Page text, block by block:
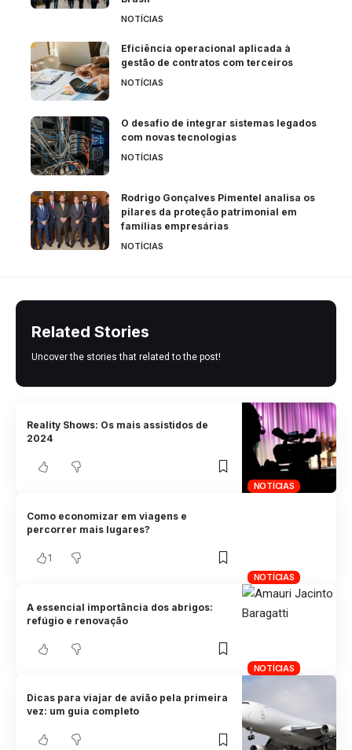
NOTÍCIAS
Eficiência operacional aplicada à
gestão de contratos com terceiros
NOTÍCIAS
O desafio de integrar sistemas legados
com novas tecnologias
NOTÍCIAS
Rodrigo Gonçalves Pimentel analisa os
pilares da proteção patrimonial em
famílias empresárias
NOTÍCIAS
Related Stories
Uncover the stories that related to the post!
NOTÍCIAS
Reality Shows: Os mais assistidos de
2024
NOTÍCIAS
Como economizar em viagens e
percorrer mais lugares?
1
NOTÍCIAS
A essencial importância dos abrigos:
refúgio e renovação
Dicas para viajar de avião pela primeira
vez: um guia completo